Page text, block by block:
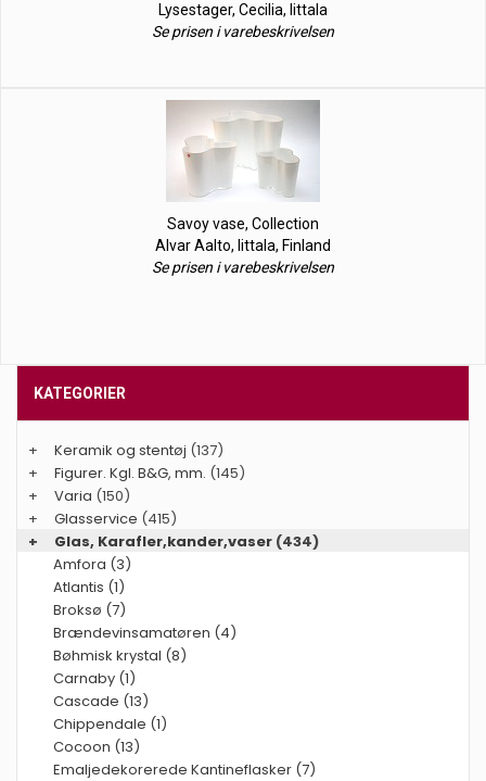
Lysestager, Cecilia, Iittala
Se prisen i varebeskrivelsen
Savoy vase, Collection
Alvar Aalto, Iittala, Finland
Se prisen i varebeskrivelsen
KATEGORIER
+ Keramik og stentøj (137)
+
Figurer. Kgl. B&G, mm. (145)
+
Varia (150)
+
Glasservice (415)
+
Glas, Karafler,kander,vaser (434)
Amfora (3)
Atlantis (1)
Broksø (7)
Brændevinsamatøren (4)
Bøhmisk krystal (8)
Carnaby (1)
Cascade (13)
Chippendale (1)
Cocoon (13)
Emaljedekorerede Kantineflasker (7)